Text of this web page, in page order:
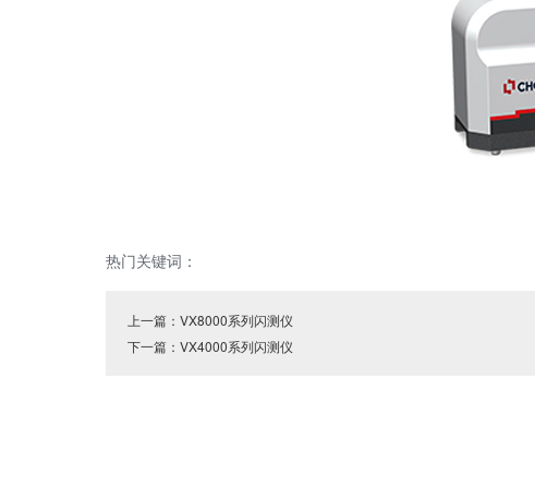
热门关键词：
上一篇： VX8000系列闪测仪
下一篇： VX4000系列闪测仪